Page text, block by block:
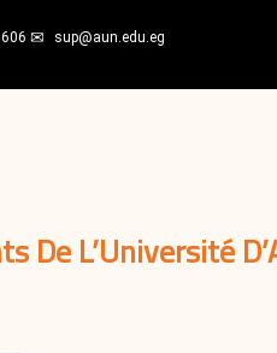
sup@aun.edu.eg
De L’Université